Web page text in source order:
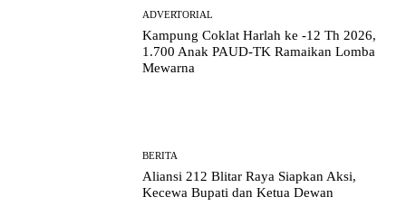
ADVERTORIAL
Kampung Coklat Harlah ke -12 Th 2026,
1.700 Anak PAUD-TK Ramaikan Lomba
Mewarna
BERITA
Aliansi 212 Blitar Raya Siapkan Aksi,
Kecewa Bupati dan Ketua Dewan